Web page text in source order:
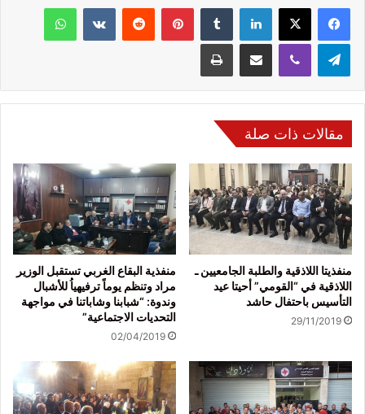
فيسبوك لينكدإن بينتيريست
مقالات ذات صلة
منفذيتا اللاذقية والطلبة الجامعيين ـ
اللاذقية في “القومي” أحيتا عيد
التأسيس باحتفال حاشد
29/11/2019
منفذية البقاع الغربي تستقبل الوزير
مراد وتنظم يوماً ترفيهياُ للأشبال
وندوة: “شبابنا وشاباتنا في مواجهة
التحديات الاجتماعية”
02/04/2019